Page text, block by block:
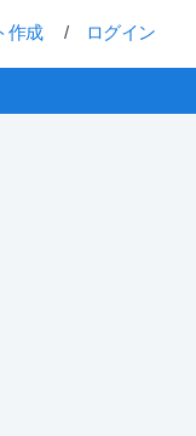
作成 / ログイン